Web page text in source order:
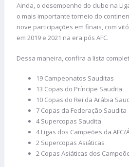
Ainda, o desempenho do clube na
o mais importante torneio do
nove participações em finais, com
em 2019 e 2021 na era pós AFC.
Dessa maneira, confira a lista
19 Campeonatos Sauditas
13 Copas do Príncipe Saudita
10 Copas do Rei da Arábia
7 Copas da Federação Saudita
4 Supercopas Saudita
4 Ligas dos Campeões da AFC/
2 Supercopas Asiáticas
2 Copas Asiáticas dos